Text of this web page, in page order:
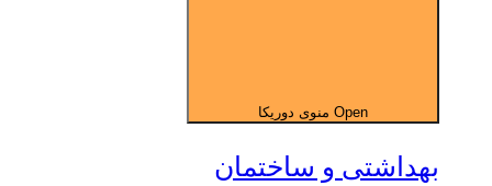
Open منوی دوریکا
بهداشتی و ساختمان